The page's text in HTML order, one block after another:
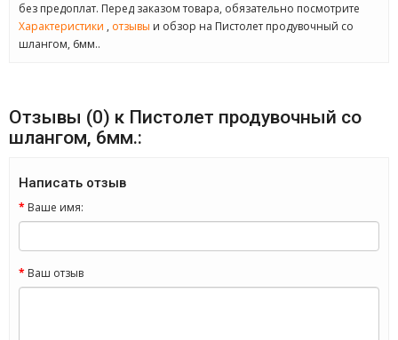
без предоплат. Перед заказом товара, обязательно посмотрите
Характеристики , отзывы и обзор на Пистолет продувочный со
шлангом, 6мм..
Отзывы (0) к Пистолет продувочный со
шлангом, 6мм.:
Написать отзыв
Ваше имя:
Ваш отзыв